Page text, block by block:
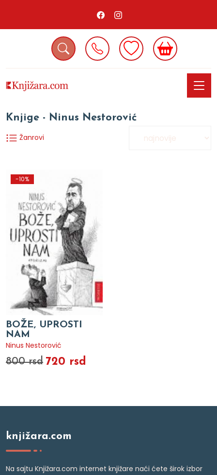
Knjige - Ninus Nestorović
Žanrovi
-10%
BOŽE, UPROSTI
NAM
Ninus Nestorović
800 rsd 720 rsd
knjižara.com
Na sajtu Knjižara.com internet knjižare naći ćete širok izbor